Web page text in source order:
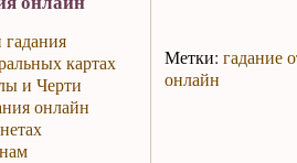
картах
и Черти
онлайн
Метки: гадание
онлайн